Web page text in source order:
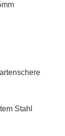
Stahl